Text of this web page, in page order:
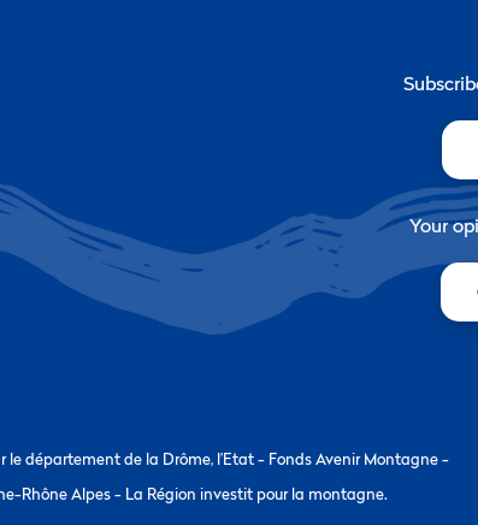
Your
le département de la Drôme, l’Etat - Fonds Avenir Montagne -
Rhône Alpes - La Région investit pour la montagne.